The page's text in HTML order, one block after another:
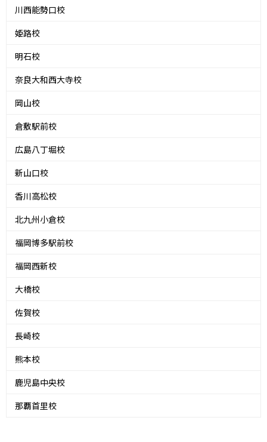
川西能勢口校
姫路校
明石校
奈良大和西大寺校
岡山校
倉敷駅前校
広島八丁堀校
新山口校
香川高松校
北九州小倉校
福岡博多駅前校
福岡西新校
大橋校
佐賀校
長崎校
熊本校
鹿児島中央校
那覇首里校